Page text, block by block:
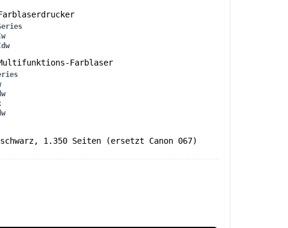
Farblaser
schwarz, 1.350 Seiten (ersetzt Canon 067)